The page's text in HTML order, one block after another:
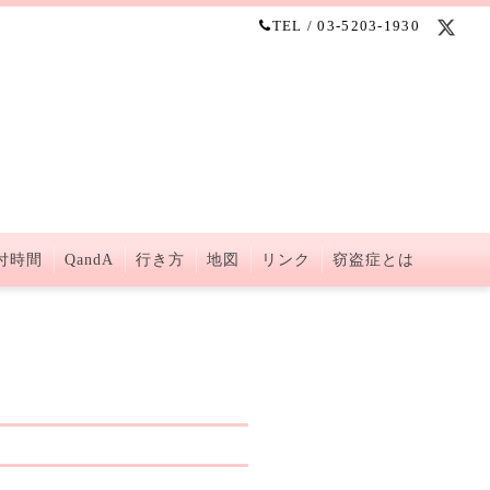
TEL / 03-5203-1930
時間 QandA 行き方 地図 リンク 窃盗症とは